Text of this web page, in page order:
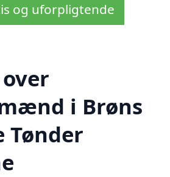
og uforpligtende
i Brøns
Tønder